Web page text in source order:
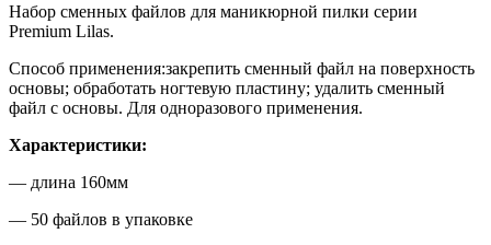
Набор сменных файлов для маникюрной пилки серии
Premium Lilas.
Способ применения:закрепить сменный файл на поверхность
основы; обработать ногтевую пластину; удалить сменный
файл с основы. Для одноразового применения.
Характеристики:
— длина 160мм
— 50 файлов в упаковке